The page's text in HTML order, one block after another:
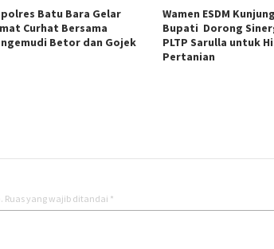
Batu Bara Gelar
Curhat Bersama
Betor dan Gojek
Wamen ESDM
Bupati Dorong
PLTP Sarulla untuk
Pertanian
Ruas yang wajib ditandai *